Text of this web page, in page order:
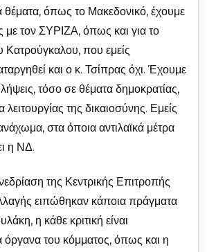
θέματα, όπως το Μακεδονικό, έχουμε
με τον ΣΥΡΙΖΑ, όπως και για το
Κατρούγκαλου, που εμείς
και ο κ. Τσίπρας όχι. Έχουμε
τόσο σε θέματα δημοκρατίας,
της δικαιοσύνης. Εμείς
στα όποια αντιλαϊκά μέτρα
η ΝΔ.
της Κεντρικής Επιτροπής
ειπώθηκαν κάποια πράγματα
η κάθε κριτική είναι
όργανα του κόμματος, όπως και η